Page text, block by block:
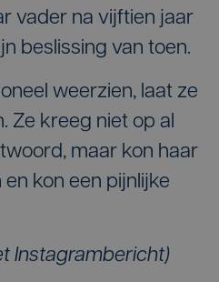
vader na vijftien jaar
beslissing van toen.
weerzien, laat ze
Ze kreeg niet op al
maar kon haar
kon een pijnlijke
Instagrambericht)